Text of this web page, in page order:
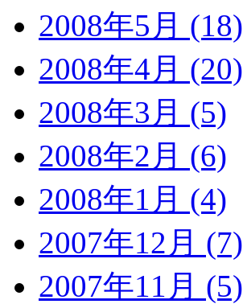
2008年5月 (18)
2008年4月 (20)
2008年3月 (5)
2008年2月 (6)
2008年1月 (4)
2007年12月 (7)
2007年11月 (5)